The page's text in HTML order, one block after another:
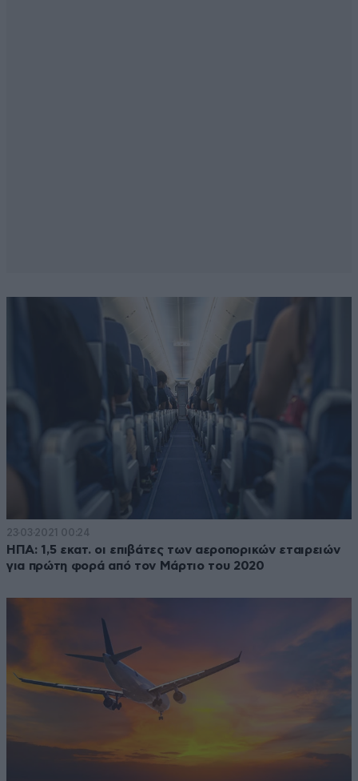
23·03·2021 00:24
ΗΠΑ: 1,5 εκατ. οι επιβάτες των αεροπορικών εταιρειών
για πρώτη φορά από τον Μάρτιο του 2020